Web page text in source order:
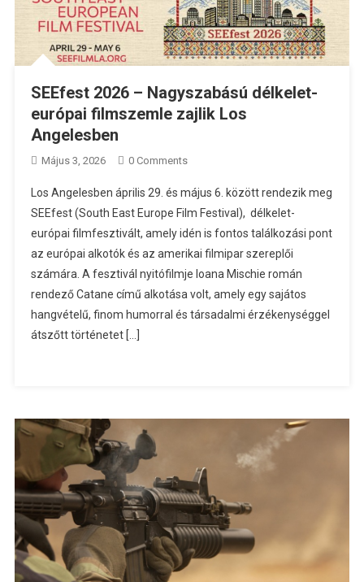
SEEfest 2026 – Nagyszabású délkelet-
európai filmszemle zajlik Los
Angelesben
Május 3, 2026 0 Comments
Los Angelesben április 29. és május 6. között rendezik meg
SEEfest (South East Europe Film Festival), délkelet-
európai filmfesztivált, amely idén is fontos találkozási pont
az európai alkotók és az amerikai filmipar szereplői
számára. A fesztivál nyitófilmje Ioana Mischie román
rendező Catane című alkotása volt, amely egy sajátos
hangvételű, finom humorral és társadalmi érzékenységgel
átszőtt történetet […]